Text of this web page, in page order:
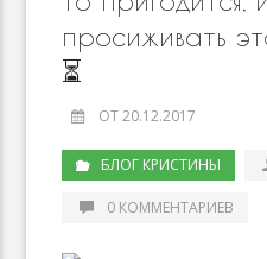
просиживать
⏳
ОТ 20.12.2017
БЛОГ КРИСТИНЫ
0 КОММЕНТАРИЕВ